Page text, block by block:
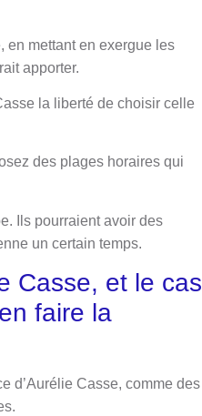
en mettant en exergue les
apporter.
la liberté de choisir celle
des plages horaires qui
Ils pourraient avoir des
un certain temps.
Casse, et le cas
faire la
d’Aurélie Casse, comme des